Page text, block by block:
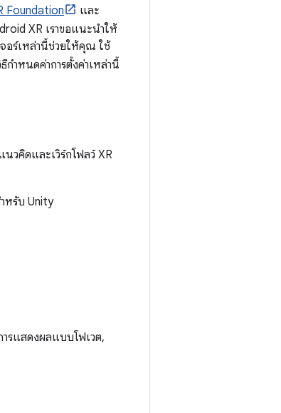
Foundation
และ
XR เราขอแนะนำให้
อร์เหล่านี้ช่วยให้คุณ ใช้
กำหนดค่าการตั้งค่าเหล่านี้
นวคิดและเวิร์กโฟลว์ XR
หรับ Unity
ารแสดงผลแบบโฟเวต,